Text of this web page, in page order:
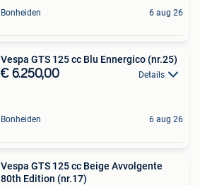
Bonheiden 6 aug 26
Vespa GTS 125 cc Blu Ennergico (nr.25)
€ 6.250,00 Details
Bonheiden 6 aug 26
Vespa GTS 125 cc Beige Avvolgente
80th Edition (nr.17)